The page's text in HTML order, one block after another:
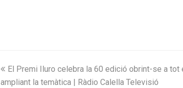
previous
post:
El Premi Iluro celebra la 60 edició obrint-se a tot
ampliant la temàtica | Ràdio Calella Televisió